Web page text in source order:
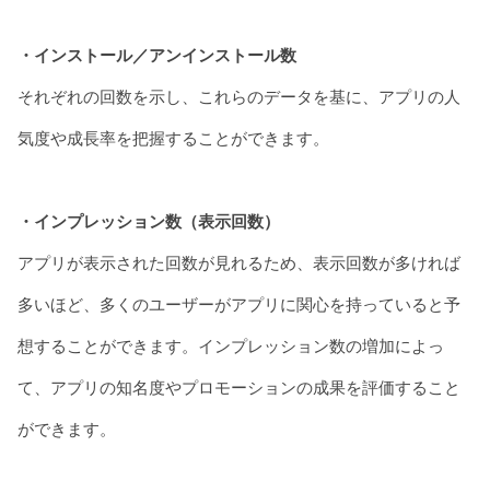
・インストール／アンインストール数
それぞれの回数を示し、これらのデータを基に、アプリの人
気度や成長率を把握することができます。
・インプレッション数（表示回数）
アプリが表示された回数が見れるため、表示回数が多ければ
多いほど、多くのユーザーがアプリに関心を持っていると予
想することができます。インプレッション数の増加によっ
て、アプリの知名度やプロモーションの成果を評価すること
ができます。